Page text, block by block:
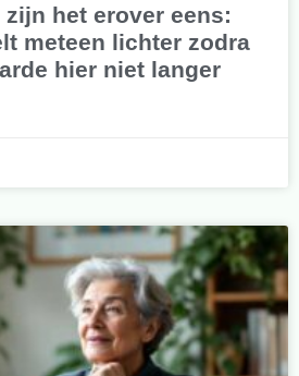
het erover eens:
meteen lichter zodra
hier niet langer